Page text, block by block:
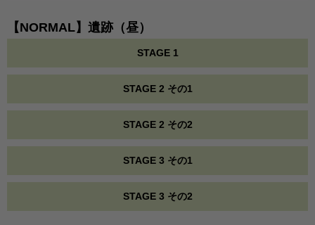
【NORMAL】遺跡（昼）
STAGE 1
STAGE 2 その1
STAGE 2 その2
STAGE 3 その1
STAGE 3 その2